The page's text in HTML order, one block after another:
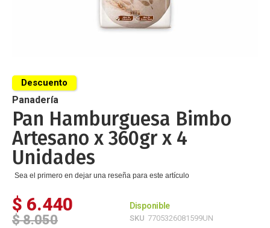
al
comienzo
de
la
galería
de
imágenes
Panadería
Pan Hamburguesa Bimbo
Artesano x 360gr x 4
Unidades
Sea el primero en dejar una reseña para este artículo
$ 6.440
Descuento
$ 8.050
Disponible
SKU 7705326081599UN